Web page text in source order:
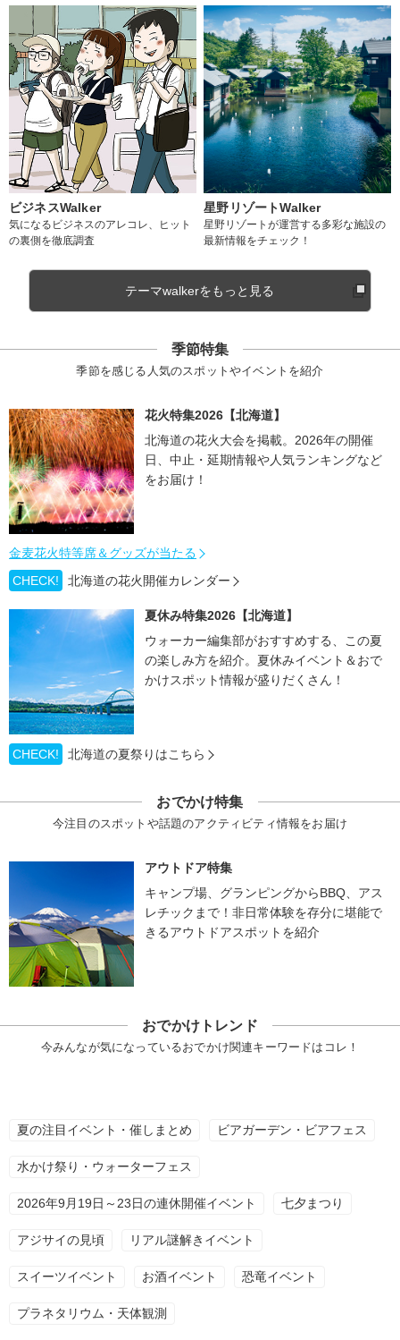
ビジネスWalker
気になるビジネスのアレコレ、ヒット
の裏側を徹底調査
星野リゾートWalker
星野リゾートが運営する多彩な施設の
最新情報をチェック！
テーマwalkerをもっと見る
季節特集
季節を感じる人気のスポットやイベントを紹介
花火特集2026【北海道】
北海道の花火大会を掲載。2026年の開催
日、中止・延期情報や人気ランキングなど
をお届け！
金麦花火特等席＆グッズが当たる
CHECK!
北海道の花火開催カレンダー
夏休み特集2026【北海道】
ウォーカー編集部がおすすめする、この夏
の楽しみ方を紹介。夏休みイベント＆おで
かけスポット情報が盛りだくさん！
CHECK! 北海道の夏祭りはこちら
おでかけ特集
今注目のスポットや話題のアクティビティ情報をお届け
アウトドア特集
キャンプ場、グランピングからBBQ、アス
レチックまで！非日常体験を存分に堪能で
きるアウトドアスポットを紹介
おでかけトレンド
今みんなが気になっているおでかけ関連キーワードはコレ！
夏の注目イベント・催しまとめ ビアガーデン・ビアフェス
水かけ祭り・ウォーターフェス
2026年9月19日～23日の連休開催イベント 七夕まつり
アジサイの見頃 リアル謎解きイベント
スイーツイベント お酒イベント 恐竜イベント
プラネタリウム・天体観測